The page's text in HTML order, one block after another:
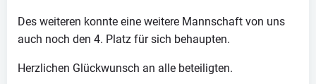
Des weiteren konnte eine weitere Mannschaft von uns
auch noch den 4. Platz für sich behaupten.
Herzlichen Glückwunsch an alle beteiligten.